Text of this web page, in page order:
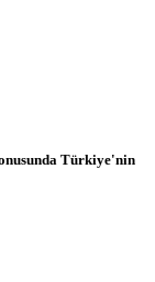
Türkiye'nin